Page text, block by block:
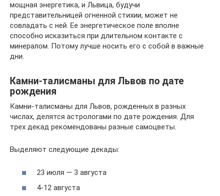
мощная энергетика, и Львица, будучи
представительницей огненной стихии, может не
совладать с ней. Ее энергетическое поле вполне
способно исказиться при длительном контакте с
минералом. Потому лучше носить его с собой в важные
дни.
Камни-талисманы для Львов по дате
рождения
Камни-талисманы для Львов, рожденных в разных
числах, делятся астрологами по дате рождения. Для
трех декад рекомендованы разные самоцветы.
Выделяют следующие декады:
23 июля — 3 августа
4-12 августа